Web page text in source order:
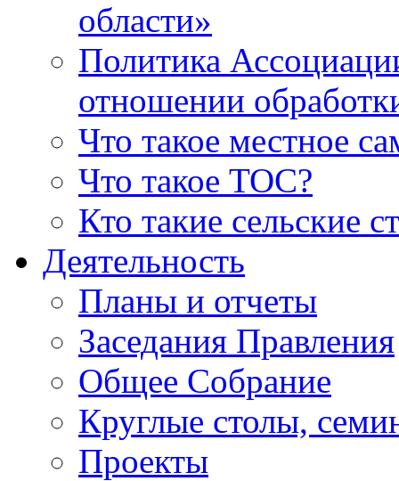
области»
Политика
отношении
Что такое местное
Что такое ТОС?
Кто такие сельские
Деятельность
Планы и отчеты
Заседания Правления
Общее Собрание
Круглые столы,
Проекты